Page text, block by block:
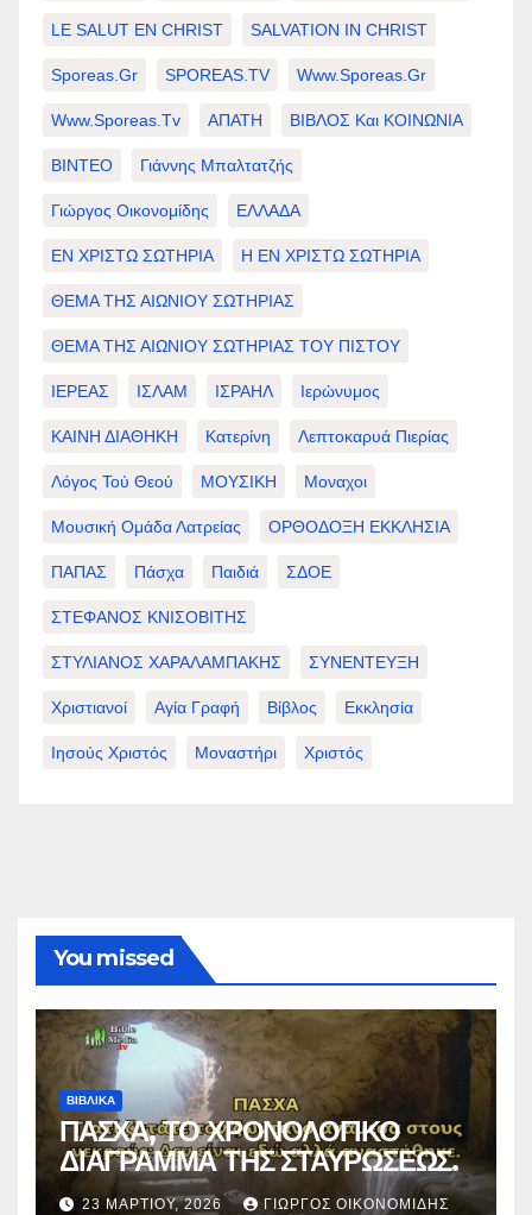
LE SALUT EN CHRIST SALVATION IN CHRIST
Sporeas.gr SPOREAS.TV Www.sporeas.gr
Www.sporeas.tv ΑΠΑΤΗ ΒΙΒΛΟΣ Και ΚΟΙΝΩΝΙΑ
ΒΙΝΤΕΟ Γιάννης Μπαλτατζής
Γιώργος Οικονομίδης ΕΛΛΑΔΑ
ΕΝ ΧΡΙΣΤΩ ΣΩΤΗΡΙΑ Η ΕΝ ΧΡΙΣΤΩ ΣΩΤΗΡΙΑ
ΘΕΜΑ ΤΗΣ ΑΙΩΝΙΟΥ ΣΩΤΗΡΙΑΣ
ΘΕΜΑ ΤΗΣ ΑΙΩΝΙΟΥ ΣΩΤΗΡΙΑΣ ΤΟΥ ΠΙΣΤΟΥ
ΙΕΡΕΑΣ ΙΣΛΑΜ ΙΣΡΑΗΛ Ιερώνυμος
ΚΑΙΝΗ ΔΙΑΘΗΚΗ Κατερίνη Λεπτοκαρυά Πιερίας
Λόγος Τού Θεού ΜΟΥΣΙΚΗ Μοναχοι
Μουσική Ομάδα Λατρείας ΟΡΘΟΔΟΞΗ ΕΚΚΛΗΣΙΑ
ΠΑΠΑΣ Πάσχα Παιδιά ΣΔΟΕ
ΣΤΕΦΑΝΟΣ ΚΝΙΣΟΒΙΤΗΣ
ΣΤΥΛΙΑΝΟΣ ΧΑΡΑΛΑΜΠΑΚΗΣ ΣΥΝΕΝΤΕΥΞΗ
Χριστιανοί Αγία Γραφή Βίβλος Εκκλησία
Ιησούς Χριστός Μοναστήρι Χριστός
You missed
ΒΙΒΛΙΚΑ
ΠΑΣΧΑ, ΤΟ ΧΡΟΝΟΛΟΓΙΚΟ
ΔΙΑΓΡΑΜΜΑ ΤΗΣ ΣΤΑΥΡΩΣΕΩΣ.
23 ΜΑΡΤΊΟΥ, 2026 ΓΙΏΡΓΟΣ ΟΙΚΟΝΟΜΊΔΗΣ